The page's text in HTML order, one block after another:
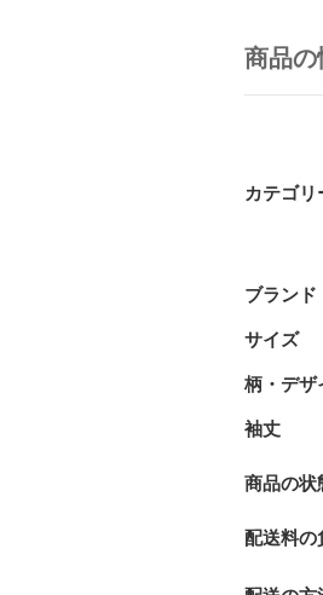
商品の
カテゴリ
ブランド
サイズ
柄・デザ
袖丈
商品の状
配送料の